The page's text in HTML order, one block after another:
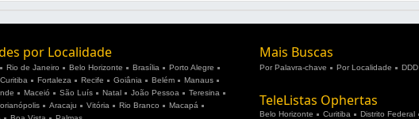
por Localidade
Rio de Janeiro Belo Horizonte Brasília
Porto Alegre
Curitiba Fortaleza Recife Goiânia Belém
Manaus
Maceió São Luís Natal João Pessoa
Teresina
Aracaju Vitória Rio Branco
Macapá
Mais Buscas
Por Palavra-chave Por Localidade DDD
TeleListas Ophertas
Belo Horizonte Curitiba Distrito Federal